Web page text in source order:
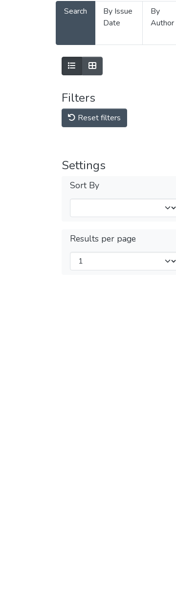
Search
By Issue
Date
By
Author
Filters
Reset filters
Settings
Sort By
Results per page